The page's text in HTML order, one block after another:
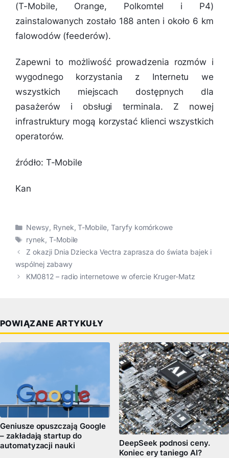
(T-Mobile, Orange, Polkomtel i P4)
zainstalowanych zostało 188 anten i około 6 km
falowodów (feederów).
Zapewni to możliwość prowadzenia rozmów i
wygodnego korzystania z Internetu we
wszystkich miejscach dostępnych dla
pasażerów i obsługi terminala. Z nowej
infrastruktury mogą korzystać klienci wszystkich
operatorów.
źródło: T-Mobile
Kan
Kategorie
Newsy, Rynek,T-Mobile, Taryfy komórkowe
Tagi
rynek, T-Mobile
Z okazji Dnia Dziecka Vectra zaprasza do świata bajek i
wspólnej zabawy
KM0812 – radio internetowe w ofercie Kruger-Matz
POWIĄZANE ARTYKUŁY
Geniusze opuszczają Google
– zakładają startup do
automatyzacji nauki
DeepSeek podnosi ceny.
Koniec ery taniego AI?